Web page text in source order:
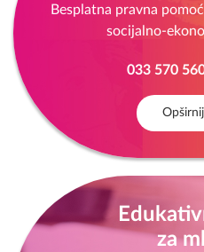
Besplatna pravna
socijalno-
033 570
za